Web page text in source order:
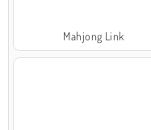
Mahjong Link